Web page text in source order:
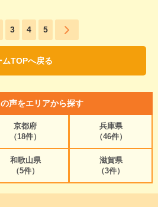
3 4 5
TOPへ戻る
声をエリアから探す
京都府
（18件）
兵庫県
（46件）
和歌山県
（5件）
滋賀県
（3件）